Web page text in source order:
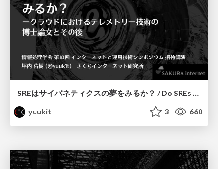
SREはサイバネティクスの夢をみるか？ / Do SREs Dream of Cybernetics?
yuukit
3 660